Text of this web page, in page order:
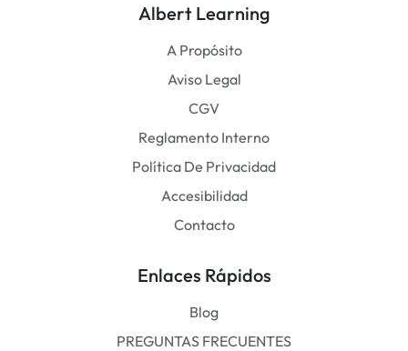
Albert Learning
A Propósito
Aviso Legal
CGV
Reglamento Interno
Política De Privacidad
Accesibilidad
Contacto
Enlaces Rápidos
Blog
PREGUNTAS FRECUENTES